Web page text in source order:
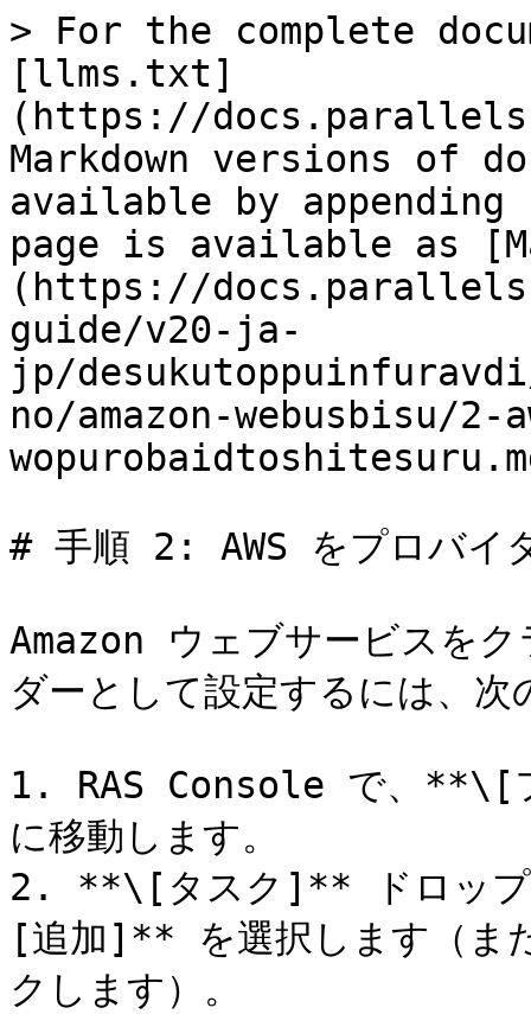
> For the complete
[llms.txt]
(https://
Markdown versions of
available by
page is available as
(https://
guide/v20-ja-
jp/
no/amazon-webusbisu/2-
# 手順 2: AWS をプロバイ
Amazon ウェブサービスを
ダーとして設定するには、次
1. RAS Console で、**\[
に移動します。
2. **\[タスク]** ドロップ
[追加]** を選択します（
クします）。